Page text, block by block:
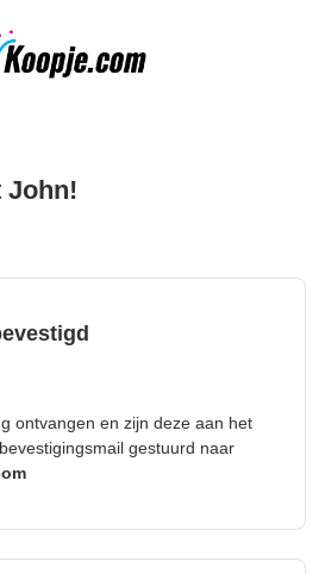
John!
ontvangen en zijn deze aan het
gestuurd naar